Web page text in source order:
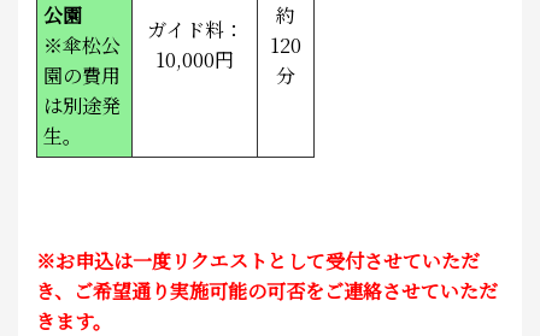
公園
※傘松公
園の費用
は別途発
生。
ガイド料：
10,000円
約
120
分
※お申込は一度リクエストとして受付させていただ
き、ご希望通り実施可能の可否をご連絡させていただ
きます。